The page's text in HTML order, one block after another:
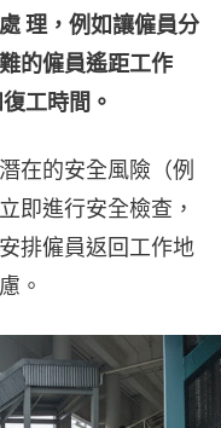
理，例如讓僱員分
的僱員遙距工作
工時間。
在的安全風險（例
即進行安全檢查，
排僱員返回工作地
。